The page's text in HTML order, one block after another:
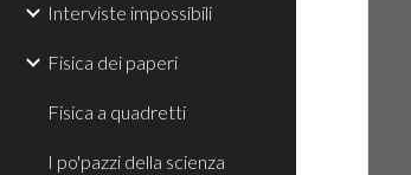
Interviste impossibili
Fisica dei paperi
Fisica a quadretti
I po'pazzi della scienza